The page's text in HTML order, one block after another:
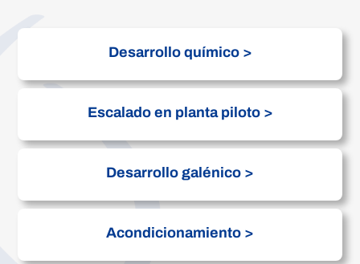
Desarrollo químico >
Escalado en planta piloto >
Desarrollo galénico >
Acondicionamiento >